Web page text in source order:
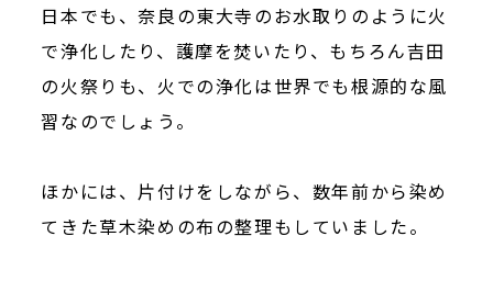
日本でも、奈良の東大寺のお水取りのように火
で浄化したり、護摩を焚いたり、もちろん吉田
の火祭りも、火での浄化は世界でも根源的な風
習なのでしょう。
ほかには、片付けをしながら、数年前から染め
てきた草木染めの布の整理もしていました。